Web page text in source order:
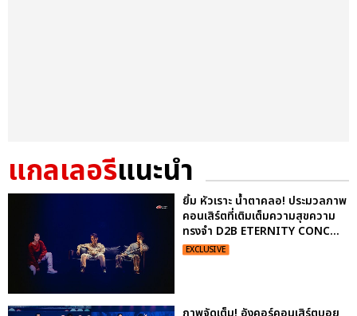
แกลเลอรีแนะนำ
ยิ้ม หัวเราะ น้ำตาคลอ! ประมวลภาพ
คอนเสิร์ตที่เติมเต็มความสุขความ
ทรงจำ D2B ETERNITY CONC...
EXCLUSIVE